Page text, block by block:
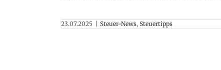
23.07.2025 Steuer-News, Steuertipps